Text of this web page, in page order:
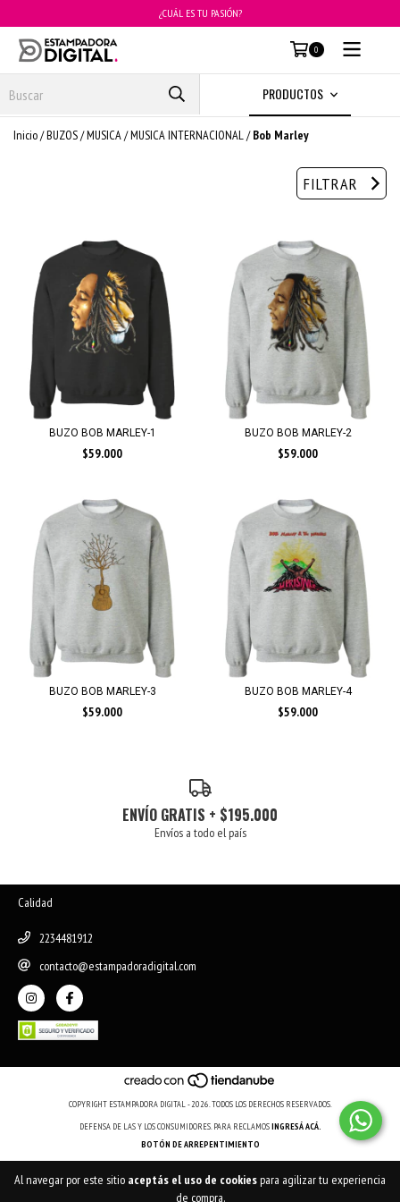
Al navegar por este sitio aceptás el uso de cookiespara agilizar tu experiencia
de compra.
¿CUÁL ES TU PASIÓN?
0
PRODUCTOS
Inicio/BUZOS/MUSICA/MUSICA INTERNACIONAL/ Bob Marley
FILTRAR
BUZO BOB MARLEY-1
$59.000
BUZO BOB MARLEY-2
$59.000
BUZO BOB MARLEY-3
$59.000
BUZO BOB MARLEY-4
$59.000
ENVÍO GRATIS + $195.000
Envíos a todo el país
Calidad
2234481912
contacto@estampadoradigital.com
COPYRIGHT ESTAMPADORA DIGITAL - 2026. TODOS LOS DERECHOS RESERVADOS.
DEFENSA DE LAS Y LOS CONSUMIDORES. PARA RECLAMOSINGRESÁ ACÁ.
BOTÓN DE ARREPENTIMIENTO